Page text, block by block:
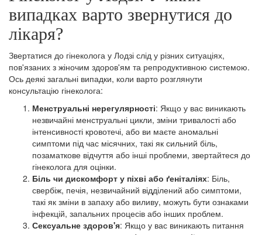
випадках варто звернутися до
лікаря?
Звертатися до гінеколога у Лодзі слід у різних ситуаціях,
пов'язаних з жіночим здоров'ям та репродуктивною системою.
Ось деякі загальні випадки, коли варто розглянути
консультацію гінеколога:
Менструальні нерегулярності: Якщо у вас виникають
незвичайні менструальні цикли, зміни тривалості або
інтенсивності кровотечі, або ви маєте аномальні
симптоми під час місячних, такі як сильний біль,
позаматкове відчуття або інші проблеми, звертайтеся до
гінеколога для оцінки.
Біль чи дискомфорт у піхві або ґеніталіях: Біль,
свербіж, печія, незвичайний відділений або симптоми,
такі як зміни в запаху або виливу, можуть бути ознаками
інфекцій, запальних процесів або інших проблем.
Сексуальне здоров'я: Якщо у вас виникають питання